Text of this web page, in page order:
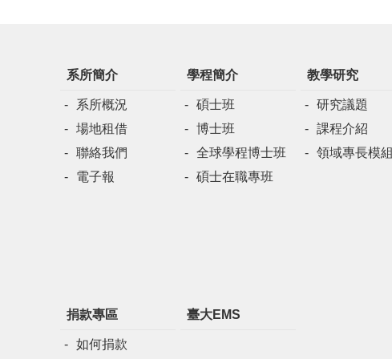
系所簡介
系所概況
場地租借
聯絡我們
電子報
學程簡介
碩士班
博士班
全球學程博士班
碩士在職專班
教學研究
研究議題
課程介紹
領域專長模組
捐款專區
如何捐款
臺大EMS